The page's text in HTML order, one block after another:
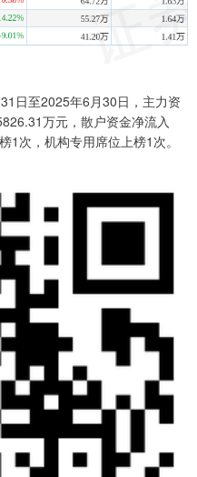
日至2025年6月30日，主力资
万元，散户资金净流入
次，机构专用席位上榜1次。